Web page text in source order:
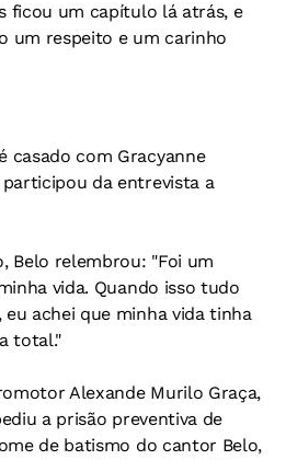
ficou um capítulo lá atrás, e
um respeito e um carinho
casado com Gracyanne
da entrevista a
Belo relembrou: "Foi um
vida. Quando isso tudo
achei que minha vida tinha
total."
Alexande Murilo Graça,
a prisão preventiva de
de batismo do cantor Belo,